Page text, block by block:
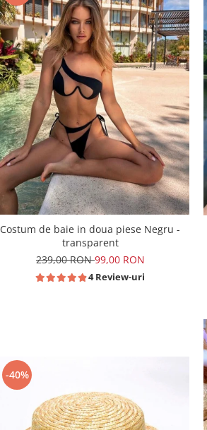
Costum de baie in doua piese Negru -
transparent
239,00 RON99,00 RON
4 Review-uri
-40%